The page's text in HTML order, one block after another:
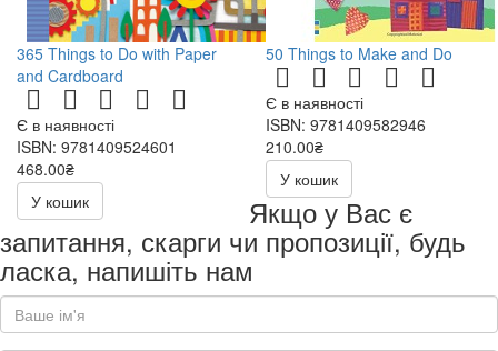
365 Things to Do with Paper
and Cardboard
Є в наявності
ISBN: 9781409524601
468.00₴
У кошик
50 Things to Make and Do
Є в наявності
ISBN: 9781409582946
210.00₴
У кошик
Якщо у Вас є
запитання, скарги чи пропозиції, будь
ласка, напишіть нам